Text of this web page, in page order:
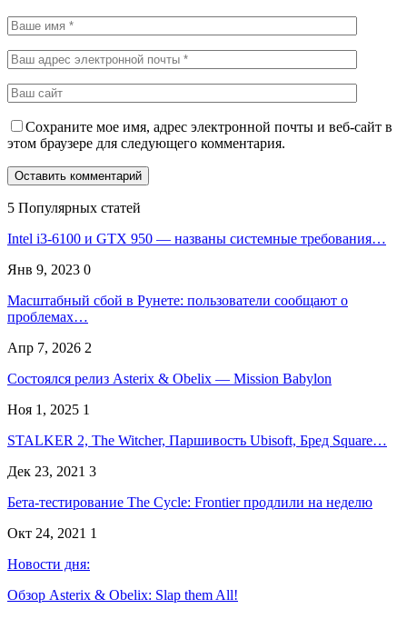
Сохраните мое имя, адрес электронной почты и веб-сайт в
этом браузере для следующего комментария.
5 Популярных статей
Intel i3-6100 и GTX 950 — названы системные требования…
Янв 9, 2023 0
Масштабный сбой в Рунете: пользователи сообщают о
проблемах…
Апр 7, 2026 2
Состоялся релиз Asterix & Obelix — Mission Babylon
Ноя 1, 2025 1
STALKER 2, The Witcher, Паршивость Ubisoft, Бред Square…
Дек 23, 2021 3
Бета-тестирование The Cycle: Frontier продлили на неделю
Окт 24, 2021 1
Новости дня:
Обзор Asterix & Obelix: Slap them All!